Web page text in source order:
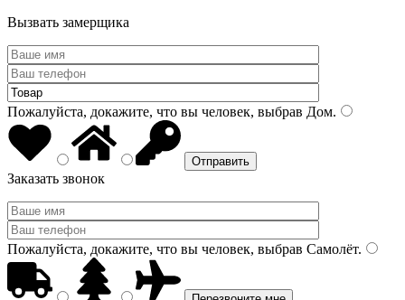
Вызвать замерщика
Пожалуйста, докажите, что вы человек, выбрав Дом.
Заказать звонок
Пожалуйста, докажите, что вы человек, выбрав Самолёт.